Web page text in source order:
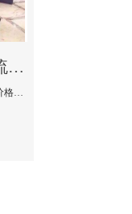
胶南哪家男模夜场服务流程全面-五号公馆KTV消费价格点评
本文详细为你解答五号公馆KTV消费价格，更多关于哪家男模夜场服务流程全面免费咨询1333 867 6881微信同步！